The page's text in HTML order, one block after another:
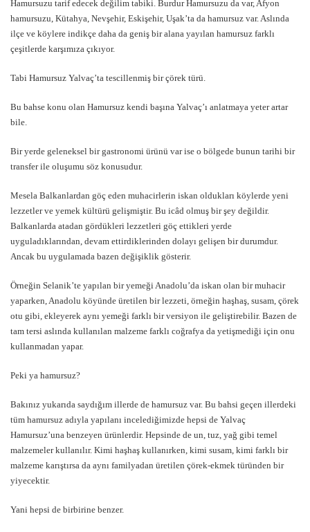
Hamursuzu tarif edecek değilim tabiki. Burdur Hamursuzu da var, Afyon
hamursuzu, Kütahya, Nevşehir, Eskişehir, Uşak’ta da hamursuz var. Aslında
ilçe ve köylere indikçe daha da geniş bir alana yayılan hamursuz farklı
çeşitlerde karşımıza çıkıyor.
Tabi Hamursuz Yalvaç’ta tescillenmiş bir çörek türü.
Bu bahse konu olan Hamursuz kendi başına Yalvaç’ı anlatmaya yeter artar
bile.
Bir yerde geleneksel bir gastronomi ürünü var ise o bölgede bunun tarihi bir
transfer ile oluşumu söz konusudur.
Mesela Balkanlardan göç eden muhacirlerin iskan oldukları köylerde yeni
lezzetler ve yemek kültürü gelişmiştir. Bu icâd olmuş bir şey değildir.
Balkanlarda atadan gördükleri lezzetleri göç ettikleri yerde
uyguladıklarından, devam ettirdiklerinden dolayı gelişen bir durumdur.
Ancak bu uygulamada bazen değişiklik gösterir.
Örneğin Selanik’te yapılan bir yemeği Anadolu’da iskan olan bir muhacir
yaparken, Anadolu köyünde üretilen bir lezzeti, örneğin haşhaş, susam, çörek
otu gibi, ekleyerek aynı yemeği farklı bir versiyon ile geliştirebilir. Bazen de
tam tersi aslında kullanılan malzeme farklı coğrafya da yetişmediği için onu
kullanmadan yapar.
Peki ya hamursuz?
Bakınız yukarıda saydığım illerde de hamursuz var. Bu bahsi geçen illerdeki
tüm hamursuz adıyla yapılanı incelediğimizde hepsi de Yalvaç
Hamursuz’una benzeyen ürünlerdir. Hepsinde de un, tuz, yağ gibi temel
malzemeler kullanılır. Kimi haşhaş kullanırken, kimi susam, kimi farklı bir
malzeme karıştırsa da aynı familyadan üretilen çörek-ekmek türünden bir
yiyecektir.
Yani hepsi de birbirine benzer.